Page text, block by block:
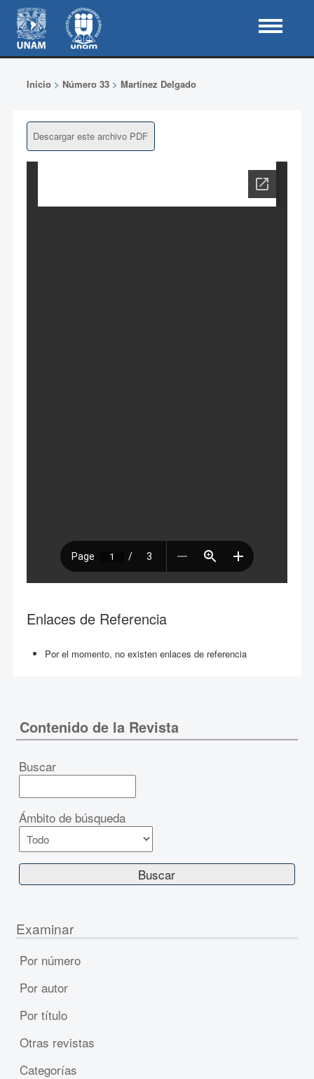
Inicio> Número 33> Martínez Delgado
Descargar este archivo PDF
Enlaces de Referencia
Por el momento, no existen enlaces de referencia
Contenido de la Revista
Buscar
Ámbito de búsqueda
Examinar
Por número
Por autor
Por título
Otras revistas
Categorías